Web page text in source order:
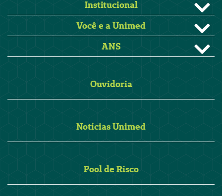
Institucional
Você e a Unimed
ANS
Ouvidoria
Notícias Unimed
Pool de Risco